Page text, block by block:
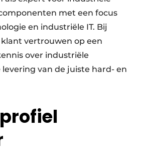
met een focus
en industriële IT. Bij
vertrouwen op een
over industriële
van de juiste hard- en